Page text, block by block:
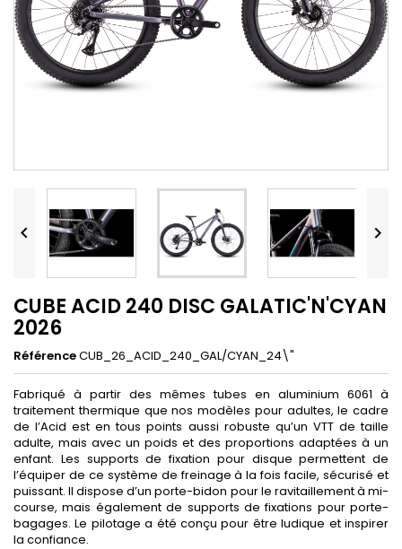
 
CUBE ACID 240 DISC GALATIC'N'CYAN
2026
RéférenceCUB_26_ACID_240_GAL/CYAN_24\"
Fabriqué à partir des mêmes tubes en aluminium 6061 à
traitement thermique que nos modèles pour adultes, le cadre
de l’Acid est en tous points aussi robuste qu’un VTT de taille
adulte, mais avec un poids et des proportions adaptées à un
enfant. Les supports de fixation pour disque permettent de
l’équiper de ce système de freinage à la fois facile, sécurisé et
puissant. Il dispose d’un porte-bidon pour le ravitaillement à mi-
course, mais également de supports de fixations pour porte-
bagages. Le pilotage a été conçu pour être ludique et inspirer
la confiance.